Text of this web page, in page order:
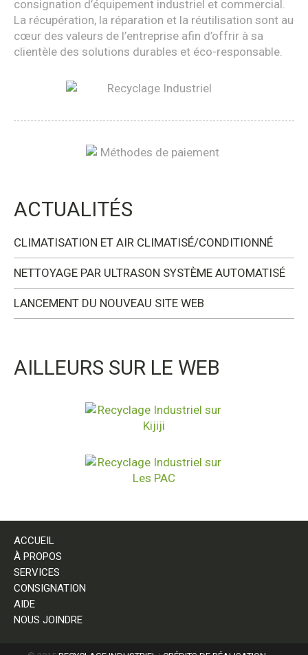
consignation d’équipement industriel et commercial.
La récupération, la réparation et la réutilisation sont au
cœur des valeurs de l’entreprise afin d’offrir à sa
clientèle des solutions durables et éco-responsable.
ACTUALITÉS
CLIMATISATION ET AIR CLIMATISÉ/CONDITIONNÉ
NETTOYAGE PAR ULTRASON SYSTÈME AUTOMATISÉ
LANCEMENT DU NOUVEAU SITE WEB
AILLEURS SUR LE WEB
ACCUEIL
À PROPOS
SERVICES
CONSIGNATION
AIDE
NOUS JOINDRE